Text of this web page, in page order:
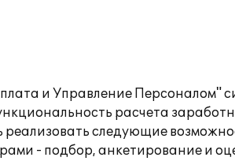
и Управление
расчета
реализовать следующие
- подбор, анкетирование и